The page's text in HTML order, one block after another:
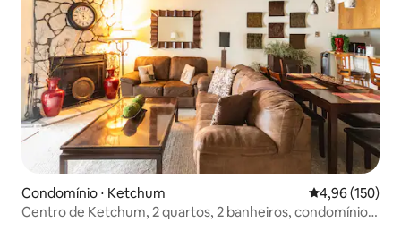
Condomínio ⋅ Ketchum 4,96 de uma
4,96 (150)
Centro de Ketchum, 2 quartos, 2 banheiros, condomínio